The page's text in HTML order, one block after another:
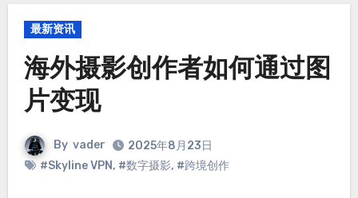
最新资讯
海外摄影创作者如何通过图
片变现
By vader
2025年8月23日
#Skyline VPN, #数字摄影, #跨境创作